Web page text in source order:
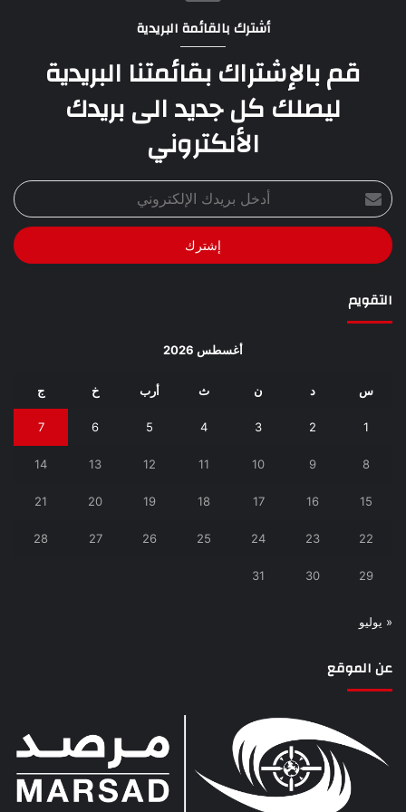
أشترك بالقائمة البريدية
قم بالإشتراك بقائمتنا البريدية
ليصلك كل جديد الى بريدك
الألكتروني
أدخل
بريدك
الإلكتروني
التقويم
أغسطس 2026
س د ن ث أرب خ ج
1
2
3
4
5
6
7
8
9
10
11
12
13
14
15
16
17
18
19
20
21
22
23
24
25
26
27
28
29
30
31
« يوليو
عن الموقع